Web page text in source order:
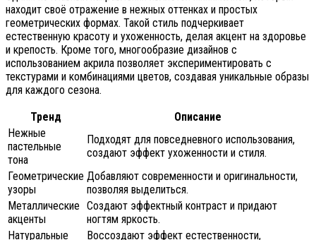
находит своё отражение в нежных оттенках и простых
геометрических формах. Такой стиль подчеркивает
естественную красоту и ухоженность, делая акцент на здоровье
и крепость. Кроме того, многообразие дизайнов с
использованием акрила позволяет экспериментировать с
текстурами и комбинациями цветов, создавая уникальные образы
для каждого сезона.
Тренд
Описание
Нежные
пастельные
тона
Подходят для повседневного использования,
создают эффект ухоженности и стиля.
Геометрические
узоры
Добавляют современности и оригинальности,
позволяя выделиться.
Металлические
акценты
Создают эффектный контраст и придают
ногтям яркость.
Натуральные
Воссоздают эффект естественности,